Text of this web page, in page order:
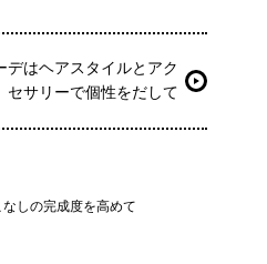
はヘアスタイルとアク
セサリーで個性をだして
しの完成度を高めて